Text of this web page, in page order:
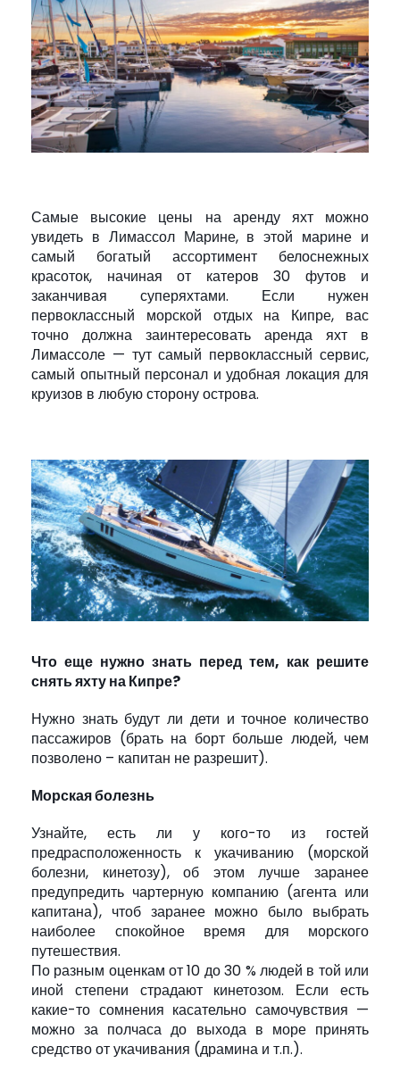
Самые высокие цены на аренду яхт можно
увидеть в Лимассол Марине, в этой марине и
самый богатый ассортимент белоснежных
красоток, начиная от катеров 30 футов и
заканчивая суперяхтами. Если нужен
первоклассный морской отдых на Кипре, вас
точно должна заинтересовать аренда яхт в
Лимассоле — тут самый первоклассный сервис,
самый опытный персонал и удобная локация для
круизов в любую сторону острова.
Что еще нужно знать перед тем, как решите
снять яхту на Кипре?
Нужно знать будут ли дети и точное количество
пассажиров (брать на борт больше людей, чем
позволено – капитан не разрешит).
Морская болезнь
Узнайте, есть ли у кого-то из гостей
предрасположенность к укачиванию (морской
болезни, кинетозу), об этом лучше заранее
предупредить чартерную компанию (агента или
капитана), чтоб заранее можно было выбрать
наиболее спокойное время для морского
путешествия.
По разным оценкам от 10 до 30 % людей в той или
иной степени страдают кинетозом. Если есть
какие-то сомнения касательно самочувствия —
можно за полчаса до выхода в море принять
средство от укачивания (драмина и т.п.).